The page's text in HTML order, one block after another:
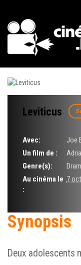
Leviticus
Avec:
Joe
Un film de :
Genre(s):
Au cinéma le
:
7
Synopsis
Deux adolescents